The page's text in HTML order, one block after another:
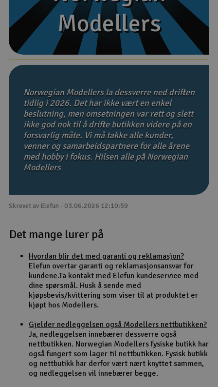
Båter
Droner
Droner for FPV
Fly
Helikopter
Kamerautstyr
Modellbygging, LEGO & byggesett
Outlet
Radioutstyr
Raketter
Smarthjem, lek & hobby
Solenergi
Sparkesykler & elkjøretøy
Modellers
Modellers
Norwegian Modellers la dessverre ned driften
tidlig i 2026. Det har ikke vært en enkel
beslutning, men omsetningen var rett og slett
ikke god nok til å drifte butikken videre på en
forsvarlig måte. Vi må takke alle kunder,
venner og samarbeidspartnere for alle årene
med hobby i fokus. Hilsen alle på Norwegian
Modellers
Skrevet av Elefun - 03.06.2026 12:10:59
Det mange lurer på
Hvordan blir det med garanti og reklamasjon?
Elefun overtar garanti og reklamasjonsansvar for
kundene.Ta kontakt med Elefun kundeservice med
dine spørsmål. Husk å sende med
kjøpsbevis/kvittering som viser til at produktet er
kjøpt hos Modellers.
Gjelder nedleggelsen også Modellers nettbutikken?
Ja, nedleggelsen innebærer dessverre også
nettbutikken. Norwegian Modellers fysiske butikk har
også fungert som lager til nettbutikken. Fysisk butikk
og nettbutikk har derfor vært nært knyttet sammen,
og nedleggelsen vil innebærer begge.